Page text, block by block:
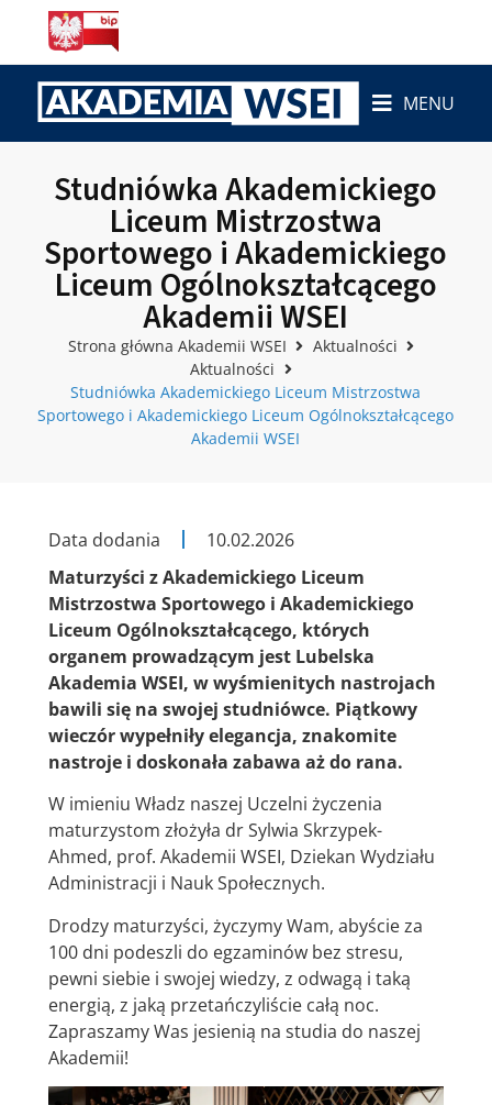
MENU
Studniówka Akademickiego
Liceum Mistrzostwa
Sportowego i Akademickiego
Liceum Ogólnokształcącego
Akademii WSEI
Strona główna Akademii WSEI
Aktualności
Aktualności
Studniówka Akademickiego Liceum Mistrzostwa
Sportowego i Akademickiego Liceum Ogólnokształcącego
Akademii WSEI
Data dodania
10.02.2026
Maturzyści z Akademickiego Liceum
Mistrzostwa Sportowego i Akademickiego
Liceum Ogólnokształcącego, których
organem prowadzącym jest Lubelska
Akademia WSEI, w wyśmienitych nastrojach
bawili się na swojej studniówce. Piątkowy
wieczór wypełniły elegancja, znakomite
nastroje i doskonała zabawa aż do rana.
W imieniu Władz naszej Uczelni życzenia
maturzystom złożyła dr Sylwia Skrzypek-
Ahmed, prof. Akademii WSEI, Dziekan Wydziału
Administracji i Nauk Społecznych.
Drodzy maturzyści, życzymy Wam, abyście za
100 dni podeszli do egzaminów bez stresu,
pewni siebie i swojej wiedzy, z odwagą i taką
energią, z jaką przetańczyliście całą noc.
Zapraszamy Was jesienią na studia do naszej
Akademii!